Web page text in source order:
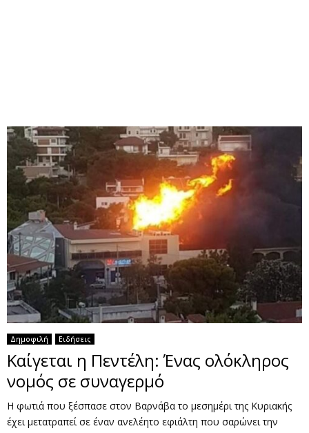
U
Δημοφιλή Ειδήσεις
Καίγεται η Πεντέλη: Ένας ολόκληρος
νομός σε συναγερμό
Η φωτιά που ξέσπασε στον Βαρνάβα το μεσημέρι της Κυριακής
έχει μετατραπεί σε έναν ανελέητο εφιάλτη που σαρώνει την